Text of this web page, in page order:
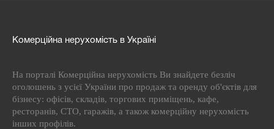
Комерційна нерухомість в Україні
На порталі Комерційна нерухомість Ви знайдете безліч
оголошень з усієї України про продаж та оренду об'єктів для
бізнесу: офісів, складів, торгових приміщень, кафе,
ресторанів, СТО, гаражів, а також комерційну нерухомість
інших профілів.